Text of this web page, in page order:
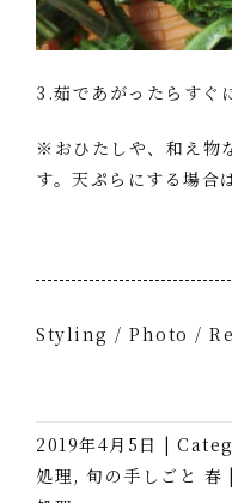
3.茹であがったらすぐ
※おひたしや、和え物
す。天ぷらにする場合
Styling / Photo /
2019年4月5日 |
処理, 旬の手しごと 春 |